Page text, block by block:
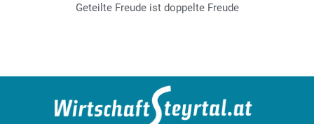
Geteilte Freude ist doppelte Freude